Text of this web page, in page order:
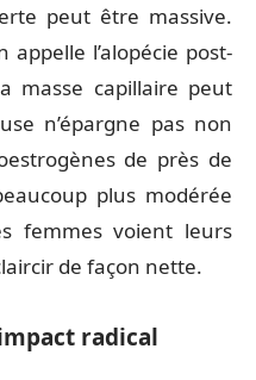
peut être massive.
appelle l’alopécie post-
masse capillaire peut
n’épargne pas non
de près de
plus modérée
femmes voient leurs
de façon nette.
radical